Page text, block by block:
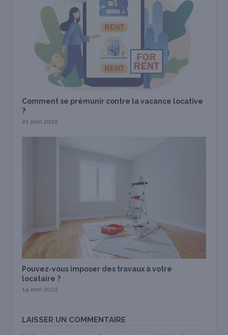
Comment se prémunir contre la vacance locative
?
21 avril 2022
Pouvez-vous imposer des travaux à votre
locataire ?
14 avril 2022
LAISSER UN COMMENTAIRE